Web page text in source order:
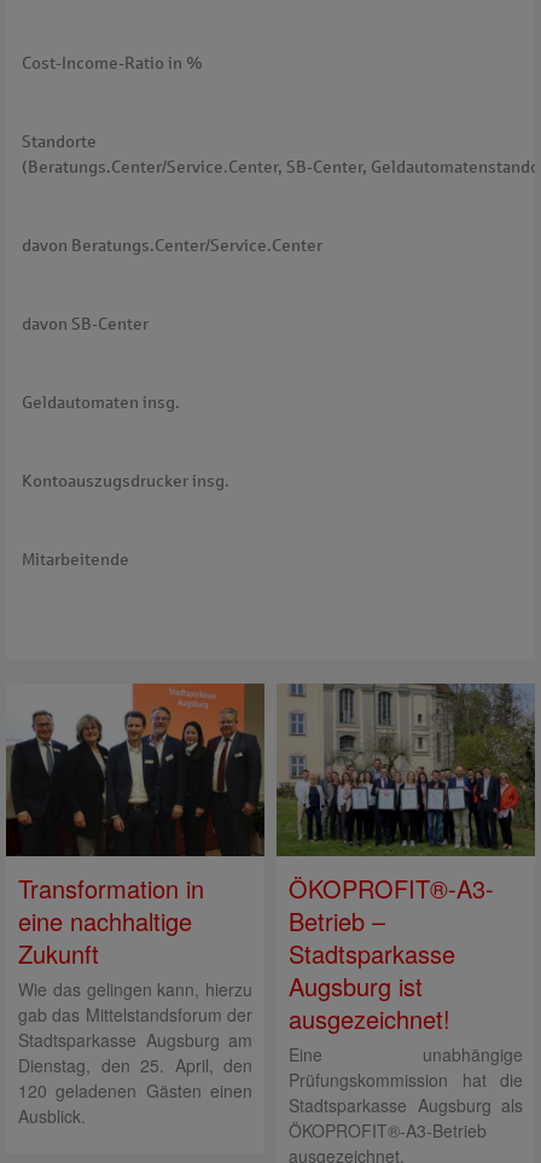
Cost-Income-Ratio in %
Standorte
(Beratungs.Center/Service.Center, SB-Center,
davon Beratungs.Center/Service.Center
davon SB-Center
Geldautomaten insg.
Kontoauszugsdrucker insg.
Mitarbeitende
Transformation in
eine nachhaltige
Zukunft
Wie das gelingen kann, hierzu
gab das Mittelstandsforum der
Stadtsparkasse Augsburg am
Dienstag, den 25. April, den
120 geladenen Gästen einen
Ausblick.
ÖKOPROFIT®-A3-
Betrieb –
Stadtsparkasse
Augsburg ist
ausgezeichnet!
Eine unabhängige
Prüfungskommission hat die
Stadtsparkasse Augsburg als
ÖKOPROFIT®-A3-Betrieb
ausgezeichnet.